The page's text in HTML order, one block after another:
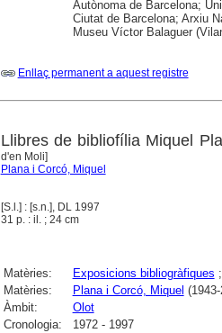
Autònoma de Barcelona;
Ciutat de Barcelona; Arxiu
Museu Víctor Balaguer
Enllaç permanent a aquest registre
Llibres de bibliofília Miquel
d'en Moli]
Plana i Corcó, Miquel
[S.l.] : [s.n.], DL 1997
31 p. : il. ; 24 cm
Matèries: Exposicions bibliogràfiques ;
Matèries:
Plana i Corcó, Miquel
Àmbit:
Olot
Cronologia:
1972 - 1997